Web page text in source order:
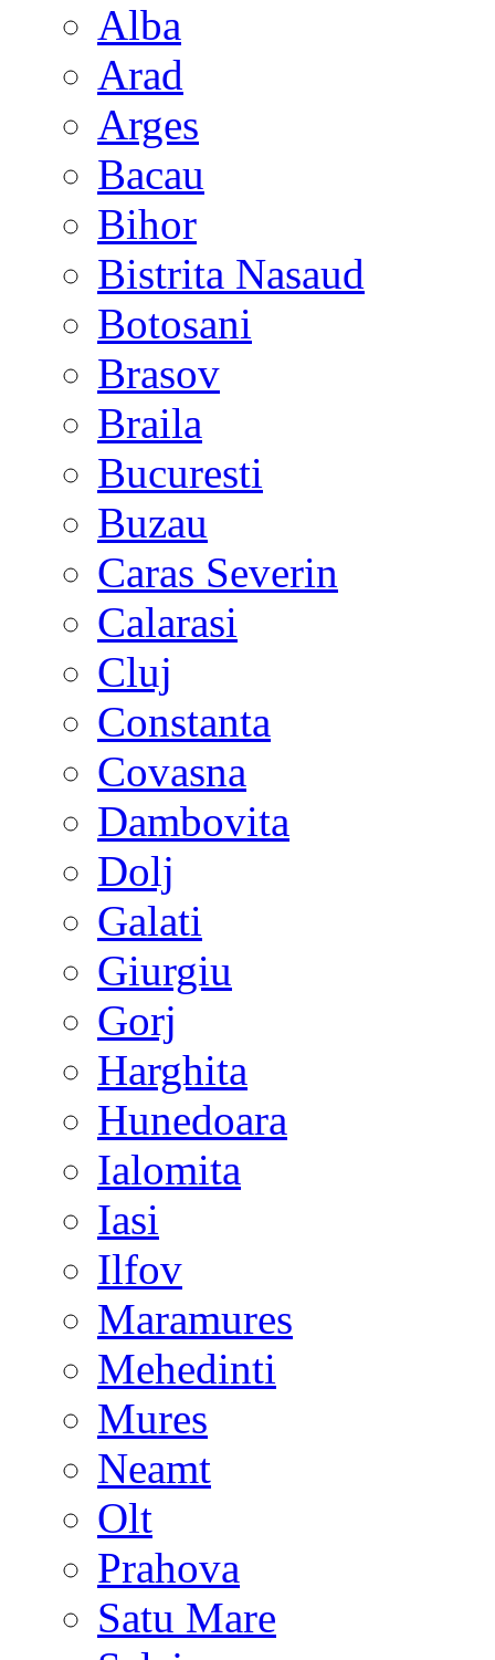
Alba
Arad
Arges
Bacau
Bihor
Bistrita Nasaud
Botosani
Brasov
Braila
Bucuresti
Buzau
Caras Severin
Calarasi
Cluj
Constanta
Covasna
Dambovita
Dolj
Galati
Giurgiu
Gorj
Harghita
Hunedoara
Ialomita
Iasi
Ilfov
Maramures
Mehedinti
Mures
Neamt
Olt
Prahova
Satu Mare